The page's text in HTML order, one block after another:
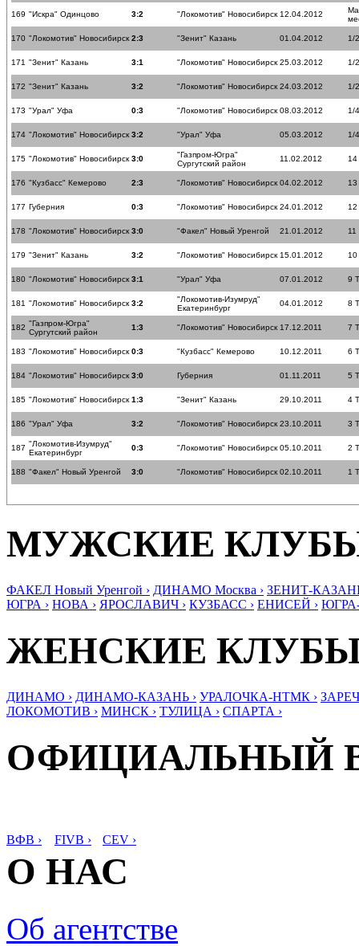
169 "Искра" Одинцово 3:2 "Локомотив" Новосибирск 12.04.2012
170 "Локомотив" Новосибирск 2:3 "Зенит" Казань 01.04.2012 1/
171 "Зенит" Казань 3:1 "Локомотив" Новосибирск 25.03.2012 1/
172 "Зенит" Казань 3:2 "Локомотив" Новосибирск 24.03.2012 1/
173 "Урал" Уфа 0:3 "Локомотив" Новосибирск 08.03.2012 1/
174 "Локомотив" Новосибирск 3:2 "Урал" Уфа 05.03.2012 1/
175 "Локомотив" Новосибирск 3:0
"Газпром-Югра"
Сургутский район
11.02.2012 14
176 "Кузбасс" Кемерово 2:3 "Локомотив" Новосибирск 04.02.2012 13
177 Губерния 0:3 "Локомотив" Новосибирск 24.01.2012 12
178 "Локомотив" Новосибирск 3:0 "Факел" Новый Уренгой 21.01.2012 11
179 "Зенит" Казань 3:2 "Локомотив" Новосибирск 15.01.2012 10
180 "Локомотив" Новосибирск 3:1 "Урал" Уфа 07.01.2012 9
181 "Локомотив" Новосибирск 3:2
"Локомотив-Изумруд"
Екатеринбург
04.01.2012 8
182 "Газпром-Югра"
Сургутский район
1:3 "Локомотив" Новосибирск 17.12.2011 7
183 "Локомотив" Новосибирск 0:3 "Кузбасс" Кемерово 10.12.2011 6
184 "Локомотив" Новосибирск 3:0 Губерния 01.11.2011 5
185 "Локомотив" Новосибирск 1:3 "Зенит" Казань 29.10.2011 4
186 "Урал" Уфа 3:2 "Локомотив" Новосибирск 23.10.2011 3
187 "Локомотив-Изумруд"
Екатеринбург
0:3 "Локомотив" Новосибирск 05.10.2011 2
188 "Факел" Новый Уренгой 3:0 "Локомотив" Новосибирск 02.10.2011 1
МУЖСКИЕ
ФАКЕЛ Новый Уренгой › ДИНАМО Москва › ЗЕНИТ-
ЮГРА › НОВА › ЯРОСЛАВИЧ › КУЗБАСС › ЕНИСЕЙ ›
ЖЕНСКИЕ
ДИНАМО › ДИНАМО-КАЗАНЬ › УРАЛОЧКА-НТМК ›
ЛОКОМОТИВ › МИНСК › ТУЛИЦА › СПАРТА ›
ОФИЦИАЛЬНЫЙ
ВФВ › FIVB › CEV ›
О НАС
Об агентстве